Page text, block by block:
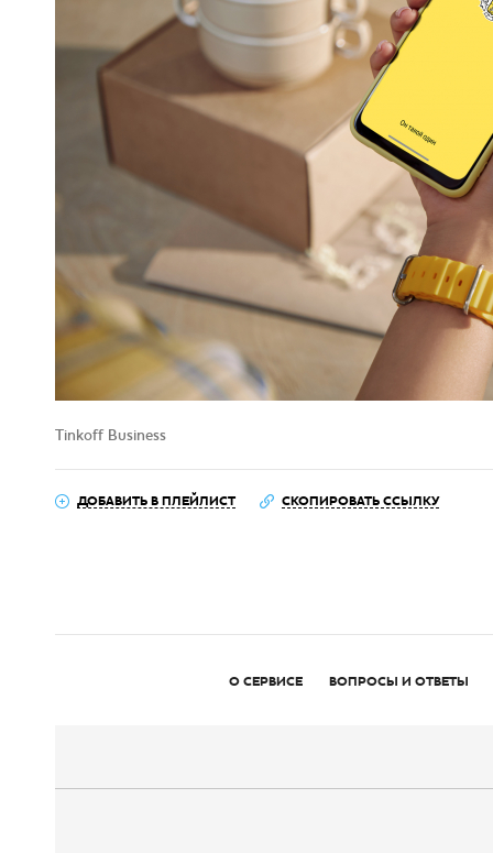
Tinkoff Business
ДОБАВИТЬ В ПЛЕЙЛИСТ СКОПИРОВАТЬ ССЫЛКУ
О СЕРВИСЕ ВОПРОСЫ И ОТВЕТЫ